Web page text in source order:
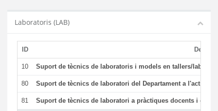
Laboratoris (LAB)
ID
10 Suport de tècnics de laboratoris i models en tallers/
80 Suport de tècnics de laboratori del Departament a l'activitat
81 Suport de tècnics de laboratori a pràctiques docents i